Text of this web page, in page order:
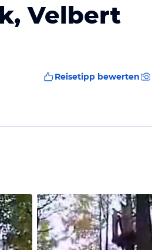
Velbert
Reisetipp bewerten